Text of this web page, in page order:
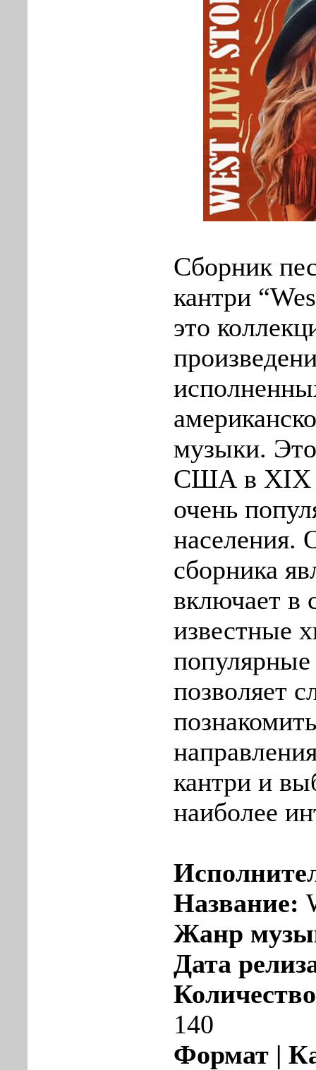
Сборник
кантри
это
музыки.
США в XIX
очень
населения.
сборника
включает в
известные
позволяет
кантри и
наиболее
Название:
Жанр
Дата
140
Формат |